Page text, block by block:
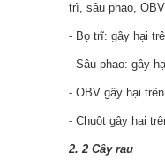
trĩ, sâu phao,
- Bọ trĩ: gây hại
- Sâu phao: gây
- OBV gây hại
- Chuột gây hại
2. 2 Cây rau